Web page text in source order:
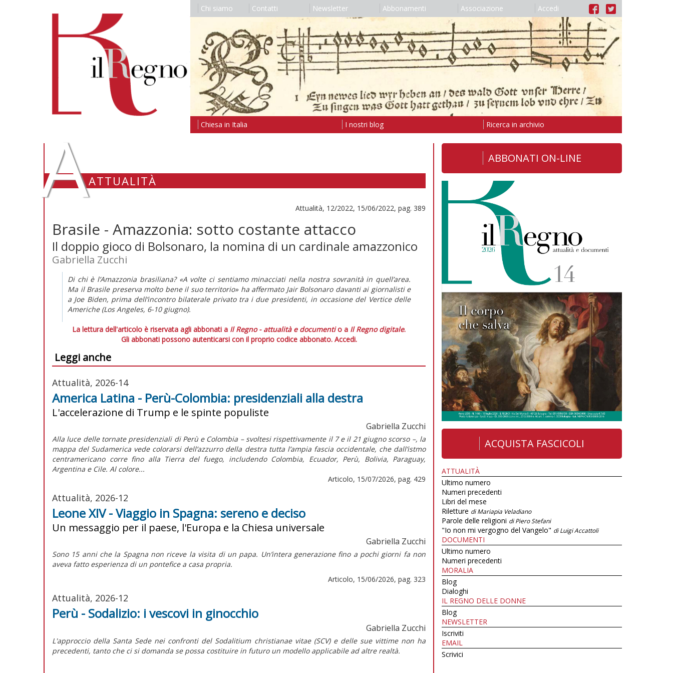
Chi siamo Contatti Newsletter Abbonamenti Associazione Accedi
Chiesa in Italia I nostri blog Ricerca in archivio
AATTUALITÀ
Attualità, 12/2022, 15/06/2022, pag. 389
Brasile - Amazzonia: sotto costante attacco
Il doppio gioco di Bolsonaro, la nomina di un cardinale amazzonico
Gabriella Zucchi
Di chi è l’Amazzonia brasiliana? «A volte ci sentiamo minacciati nella nostra sovranità in quell’area.
Ma il Brasile preserva molto bene il suo territorio» ha affermato Jair Bolsonaro davanti ai giornalisti e
a Joe Biden, prima dell’incontro bilaterale privato tra i due presidenti, in occasione del Vertice delle
Americhe (Los Angeles, 6-10 giugno).
La lettura dell'articolo è riservata agli abbonati a Il Regno - attualità e documentio a Il Regno digitale.
Gli abbonati possono autenticarsi con il proprio codice abbonato. Accedi.
Leggi anche
Attualità, 2026-14
America Latina - Perù-Colombia: presidenziali alla destra
L'accelerazione di Trump e le spinte populiste
Gabriella Zucchi
Alla luce delle tornate presidenziali di Perù e Colombia – svoltesi rispettivamente il 7 e il 21 giugno scorso –, la
mappa del Sudamerica vede colorarsi dell’azzurro della destra tutta l’ampia fascia occidentale, che dall’istmo
centramericano corre fino alla Tierra del fuego, includendo Colombia, Ecuador, Perù, Bolivia, Paraguay,
Argentina e Cile. Al colore...
Articolo, 15/07/2026, pag. 429
Attualità, 2026-12
Leone XIV - Viaggio in Spagna: sereno e deciso
Un messaggio per il paese, l'Europa e la Chiesa universale
Gabriella Zucchi
Sono 15 anni che la Spagna non riceve la visita di un papa. Un’intera generazione fino a pochi giorni fa non
aveva fatto esperienza di un pontefice a casa propria.
Articolo, 15/06/2026, pag. 323
Attualità, 2026-12
Perù - Sodalizio: i vescovi in ginocchio
Gabriella Zucchi
L'approccio della Santa Sede nei confronti del Sodalitium christianae vitae(SCV) e delle sue vittime non ha
precedenti, tanto che ci si domanda se possa costituire in futuro un modello applicabile ad altre realtà.
ABBONATI ON-LINE
ACQUISTA FASCICOLI
ATTUALITÀ
Ultimo numero
Numeri precedenti
Libri del mese
Riletture di Mariapia Veladiano
Parole delle religioni di Piero Stefani
"Io non mi vergogno del Vangelo" di Luigi Accattoli
DOCUMENTI
Ultimo numero
Numeri precedenti
MORALIA
Blog
Dialoghi
IL REGNO DELLE DONNE
Blog
NEWSLETTER
Iscriviti
EMAIL
Scrivici